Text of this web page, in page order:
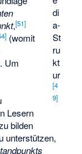
di
a-
St
ru
kt
ur
[4
9]
,[51]
] (womit
Um
Lesern
bilden
unterstützen,